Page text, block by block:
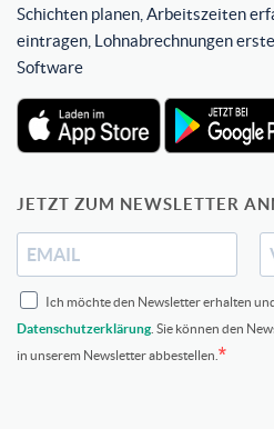
Schichten planen, Arbeitszeiten
eintragen, Lohnabrechnungen
Software
JETZT ZUM NEWSLETTER
Ich möchte den Newsletter erhalten
Datenschutzerklärung . Sie können den
in unserem Newsletter abbestellen.